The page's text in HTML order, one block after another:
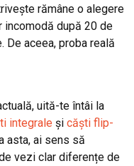
rămâne o alegere
incomodă după 20 de
De aceea, proba reală
uită-te întâi la
integrale și căști flip-
asta, ai sens să
vezi clar diferențe de